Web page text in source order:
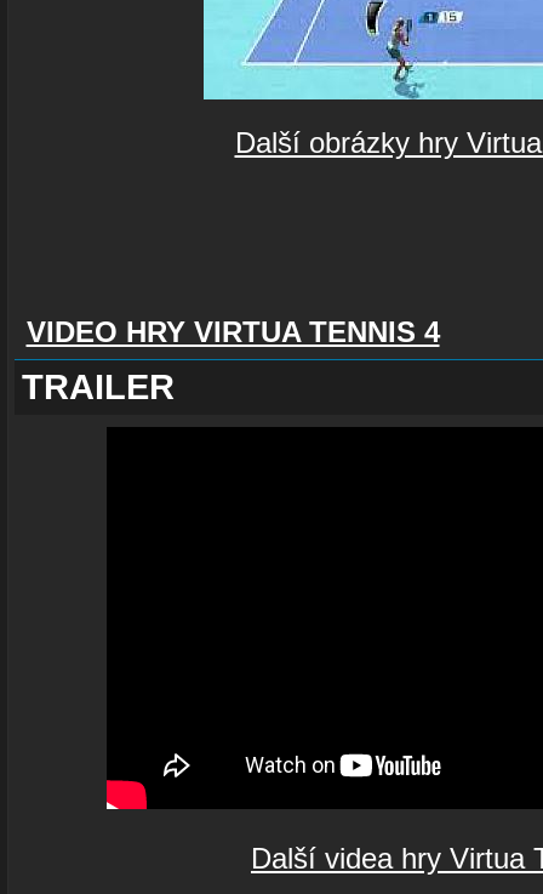
Další obrázky hry
VIDEO HRY VIRTUA TENNIS 4
TRAILER
Další videa hry Virtua